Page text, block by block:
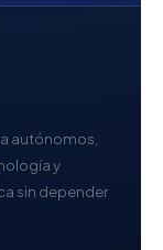
autónomos,
y
sin depender